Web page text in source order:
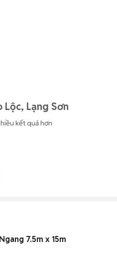
Lạng Sơn
kết quả hơn
7.5m x 15m